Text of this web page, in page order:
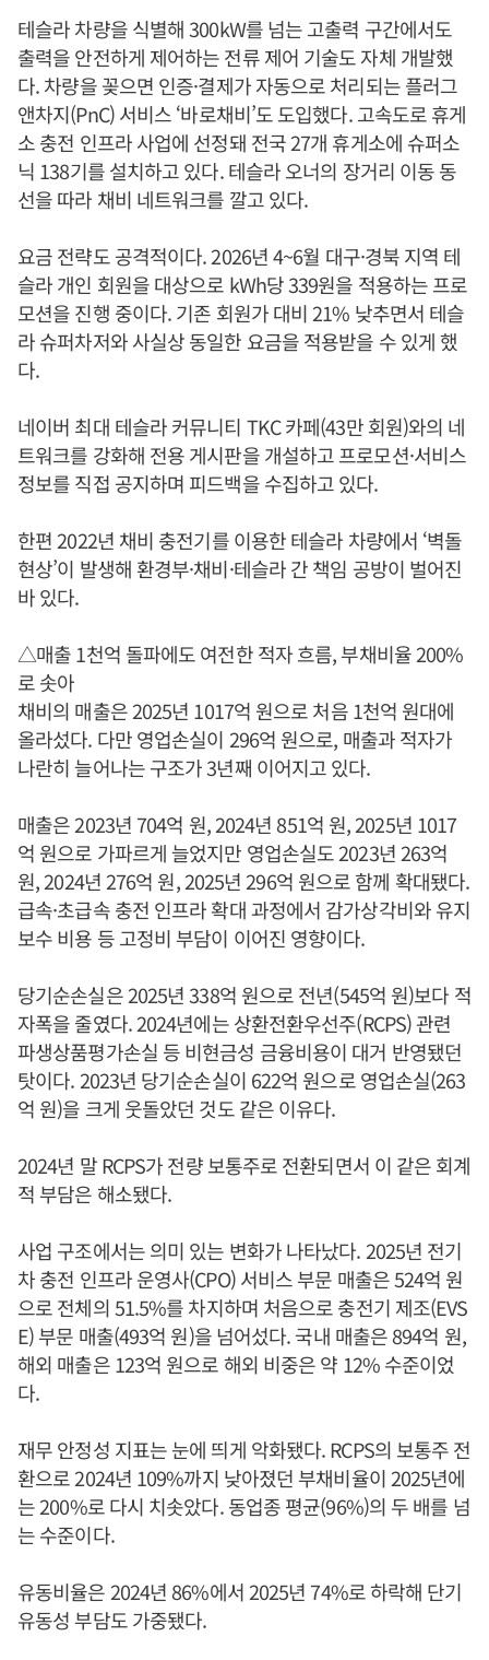
테슬라 차량을 식별해 300kW를 넘는 고출력 구간에서도
출력을 안전하게 제어하는 전류 제어 기술도 자체 개발했
다. 차량을 꽂으면 인증·결제가 자동으로 처리되는 플러그
앤차지(PnC) 서비스 ‘바로채비’도 도입했다. 고속도로 휴게
소 충전 인프라 사업에 선정돼 전국 27개 휴게소에 슈퍼소
닉 138기를 설치하고 있다. 테슬라 오너의 장거리 이동 동
선을 따라 채비 네트워크를 깔고 있다.
요금 전략도 공격적이다. 2026년 4~6월 대구·경북 지역 테
슬라 개인 회원을 대상으로 kWh당 339원을 적용하는 프로
모션을 진행 중이다. 기존 회원가 대비 21% 낮추면서 테슬
라 슈퍼차저와 사실상 동일한 요금을 적용받을 수 있게 했
다.
네이버 최대 테슬라 커뮤니티 TKC 카페(43만 회원)와의 네
트워크를 강화해 전용 게시판을 개설하고 프로모션·서비스
정보를 직접 공지하며 피드백을 수집하고 있다.
한편 2022년 채비 충전기를 이용한 테슬라 차량에서 ‘벽돌
현상’이 발생해 환경부·채비·테슬라 간 책임 공방이 벌어진
바 있다.
△매출 1천억 돌파에도 여전한 적자 흐름, 부채비율 200%
로 솟아
채비의 매출은 2025년 1017억 원으로 처음 1천억 원대에
올라섰다. 다만 영업손실이 296억 원으로, 매출과 적자가
나란히 늘어나는 구조가 3년째 이어지고 있다.
매출은 2023년 704억 원, 2024년 851억 원, 2025년 1017
억 원으로 가파르게 늘었지만 영업손실도 2023년 263억
원, 2024년 276억 원, 2025년 296억 원으로 함께 확대됐다.
급속·초급속 충전 인프라 확대 과정에서 감가상각비와 유지
보수 비용 등 고정비 부담이 이어진 영향이다.
당기순손실은 2025년 338억 원으로 전년(545억 원)보다 적
자폭을 줄였다. 2024년에는 상환전환우선주(RCPS) 관련
파생상품평가손실 등 비현금성 금융비용이 대거 반영됐던
탓이다. 2023년 당기순손실이 622억 원으로 영업손실(263
억 원)을 크게 웃돌았던 것도 같은 이유다.
2024년 말 RCPS가 전량 보통주로 전환되면서 이 같은 회계
적 부담은 해소됐다.
사업 구조에서는 의미 있는 변화가 나타났다. 2025년 전기
차 충전 인프라 운영사(CPO) 서비스 부문 매출은 524억 원
으로 전체의 51.5%를 차지하며 처음으로 충전기 제조(EVS
E) 부문 매출(493억 원)을 넘어섰다. 국내 매출은 894억 원,
해외 매출은 123억 원으로 해외 비중은 약 12% 수준이었
다.
재무 안정성 지표는 눈에 띄게 악화됐다. RCPS의 보통주 전
환으로 2024년 109%까지 낮아졌던 부채비율이 2025년에
는 200%로 다시 치솟았다. 동업종 평균(96%)의 두 배를 넘
는 수준이다.
유동비율은 2024년 86%에서 2025년 74%로 하락해 단기
유동성 부담도 가중됐다.